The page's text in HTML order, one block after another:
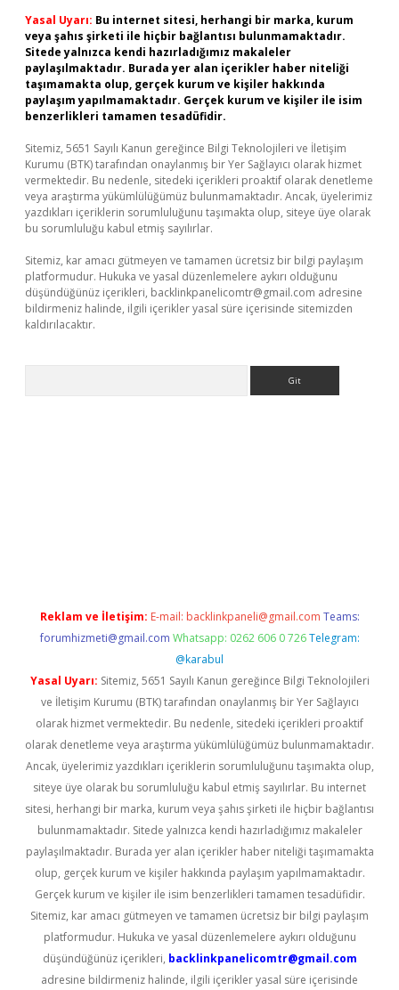
Yasal Uyarı: Bu internet sitesi, herhangi bir marka, kurum
veya şahıs şirketi ile hiçbir bağlantısı bulunmamaktadır.
Sitede yalnızca kendi hazırladığımız makaleler
paylaşılmaktadır. Burada yer alan içerikler haber niteliği
taşımamakta olup, gerçek kurum ve kişiler hakkında
paylaşım yapılmamaktadır. Gerçek kurum ve kişiler ile isim
benzerlikleri tamamen tesadüfidir.
Sitemiz, 5651 Sayılı Kanun gereğince Bilgi Teknolojileri ve İletişim
Kurumu (BTK) tarafından onaylanmış bir Yer Sağlayıcı olarak hizmet
vermektedir. Bu nedenle, sitedeki içerikleri proaktif olarak denetleme
veya araştırma yükümlülüğümüz bulunmamaktadır. Ancak, üyelerimiz
yazdıkları içeriklerin sorumluluğunu taşımakta olup, siteye üye olarak
bu sorumluluğu kabul etmiş sayılırlar.
Sitemiz, kar amacı gütmeyen ve tamamen ücretsiz bir bilgi paylaşım
platformudur. Hukuka ve yasal düzenlemelere aykırı olduğunu
düşündüğünüz içerikleri, backlinkpanelicomtr@gmail.com adresine
bildirmeniz halinde, ilgili içerikler yasal süre içerisinde sitemizden
kaldırılacaktır.
Reklam ve İletişim: E-mail: backlinkpaneli@gmail.com Teams:
forumhizmeti@gmail.com Whatsapp: 0262 606 0 726 Telegram:
@karabul
Yasal Uyarı: Sitemiz, 5651 Sayılı Kanun gereğince Bilgi Teknolojileri
ve İletişim Kurumu (BTK) tarafından onaylanmış bir Yer Sağlayıcı
olarak hizmet vermektedir. Bu nedenle, sitedeki içerikleri proaktif
olarak denetleme veya araştırma yükümlülüğümüz bulunmamaktadır.
Ancak, üyelerimiz yazdıkları içeriklerin sorumluluğunu taşımakta olup,
siteye üye olarak bu sorumluluğu kabul etmiş sayılırlar. Bu internet
sitesi, herhangi bir marka, kurum veya şahıs şirketi ile hiçbir bağlantısı
bulunmamaktadır. Sitede yalnızca kendi hazırladığımız makaleler
paylaşılmaktadır. Burada yer alan içerikler haber niteliği taşımamakta
olup, gerçek kurum ve kişiler hakkında paylaşım yapılmamaktadır.
Gerçek kurum ve kişiler ile isim benzerlikleri tamamen tesadüfidir.
Sitemiz, kar amacı gütmeyen ve tamamen ücretsiz bir bilgi paylaşım
platformudur. Hukuka ve yasal düzenlemelere aykırı olduğunu
düşündüğünüz içerikleri, backlinkpanelicomtr@gmail.com
adresine bildirmeniz halinde, ilgili içerikler yasal süre içerisinde